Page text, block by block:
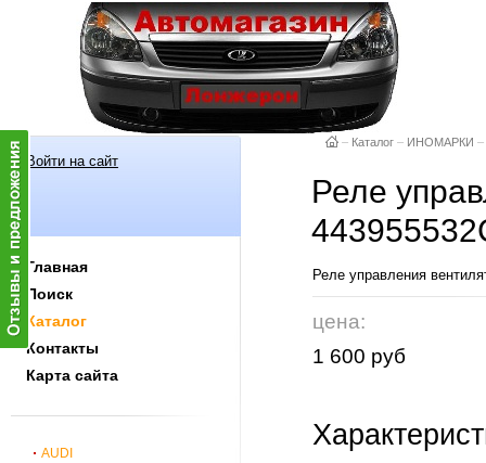
Войти на сайт
Главная
Поиск
Каталог
Контакты
Карта сайта
AUDI
– Каталог – ИНОМАРКИ –
Реле
Реле упpавления
цена:
1 600 руб